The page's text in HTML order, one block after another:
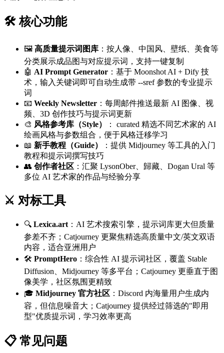
🛠️ 核心功能
🖼️ 高质量提示词图库 ：按人像、中国风、壁纸、美食等
分类展示成品图与对应提示词，支持一键复制
🤖 AI Prompt Generator ：基于 Moonshot AI + Dify 技
术，输入关键词即可自动生成带 --sref 参数的专业提示
词
📧 Weekly Newsletter ：每周邮件推送最新 AI 图像、视
频、3D 创作技巧与提示词更新
🎨 风格参考库（Style）
： curated 精选不同艺术家的 AI
绘画风格与参数组合，便于风格迁移学习
📖 新手教程（Guide）
：提供 Midjourney 等工具的入门
教程和提示词撰写技巧
👥 创作者社区 ：汇聚 LysonOber、歸藏、Dogan Ural 等
多位 AI 艺术家的作品与经验分享
⚔️ 对标工具
🔍 Lexica.art ：AI 艺术搜索引擎，提示词库更大但质量
参差不齐；Catjourney 更聚焦精选高质量中文/英文双语
内容，适合亚洲用户
🛠️ PromptHero ：综合性 AI 提示词社区，覆盖 Stable
Diffusion、Midjourney 等多平台；Catjourney 更垂直于图
像美学，社区氛围更精致
🎓 Midjourney 官方社区 ：Discord 内海量用户生成内
容，但信息噪音大；Catjourney 提供经过筛选的"即用
型"优质提示词，学习效率更高
📋 常见问题